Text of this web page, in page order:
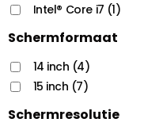
Intel® Core i7 (1)
Schermformaat
14 inch (4)
15 inch (7)
Schermresolutie